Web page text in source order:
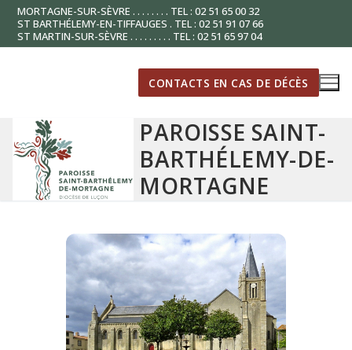
Aller
contenu
MORTAGNE-SUR-SÈVRE . . . . . . . . TEL : 02 51 65 00 32
ST BARTHÉLEMY-EN-TIFFAUGES . TEL : 02 51 91 07 66
ST MARTIN-SUR-SÈVRE . . . . . . . . . TEL : 02 51 65 97 04
CONTACTS EN CAS DE DÉCÈS
PAROISSE SAINT-
BARTHÉLEMY-DE-
MORTAGNE